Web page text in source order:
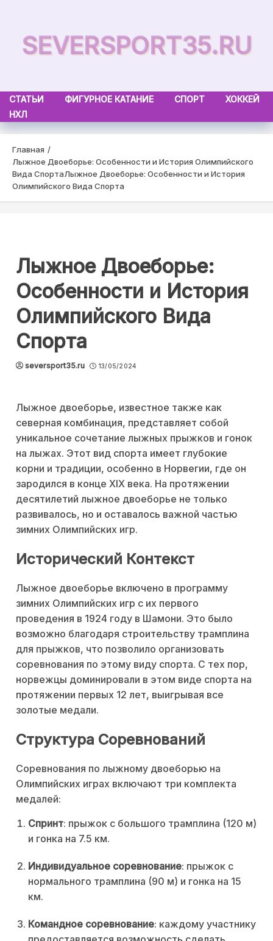
contentSEVERSPORT35.RU
СТАТЬИ ФИГУРНОЕ КАТАНИЕ СПОРТ
ХОККЕЙ
НХЛ
Главная
Лыжное Двоеборье: Особенности и История Олимпийского
Вида СпортаЛыжное Двоеборье: Особенности и История
Олимпийского Вида Спорта
Лыжное Двоеборье:
Особенности и История
Олимпийского Вида
Спорта
seversport35.ru 13/05/2024
Лыжное двоеборье, известное также как
северная комбинация, представляет собой
уникальное сочетание лыжных прыжков и гонок
на лыжах. Этот вид спорта имеет глубокие
корни и традиции, особенно в Норвегии, где он
зародился в конце XIX века. На протяжении
десятилетий лыжное двоеборье не только
развивалось, но и оставалось важной частью
зимних Олимпийских игр.
Исторический Контекст
Лыжное двоеборье включено в программу
зимних Олимпийских игр с их первого
проведения в 1924 году в Шамони. Это было
возможно благодаря строительству трамплина
для прыжков, что позволило организовать
соревнования по этому виду спорта. С тех пор,
норвежцы доминировали в этом виде спорта на
протяжении первых 12 лет, выигрывая все
золотые медали.
Структура Соревнований
Соревнования по лыжному двоеборью на
Олимпийских играх включают три комплекта
медалей:
Спринт: прыжок с большого трамплина (120 м)
и гонка на 7.5 км.
Индивидуальное соревнование: прыжок с
нормального трамплина (90 м) и гонка на 15
км.
Командное соревнование: каждому участнику